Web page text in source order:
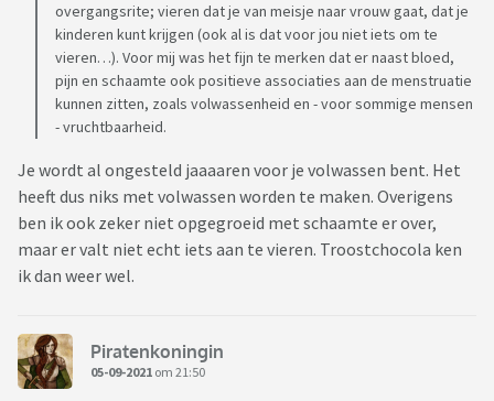
overgangsrite; vieren dat je van meisje naar vrouw gaat, dat je
kinderen kunt krijgen (ook al is dat voor jou niet iets om te
vieren…). Voor mij was het fijn te merken dat er naast bloed,
pijn en schaamte ook positieve associaties aan de menstruatie
kunnen zitten, zoals volwassenheid en - voor sommige mensen
- vruchtbaarheid.
Je wordt al ongesteld jaaaaren voor je volwassen bent. Het
heeft dus niks met volwassen worden te maken. Overigens
ben ik ook zeker niet opgegroeid met schaamte er over,
maar er valt niet echt iets aan te vieren. Troostchocola ken
ik dan weer wel.
Piratenkoningin
05-09-2021 om 21:50